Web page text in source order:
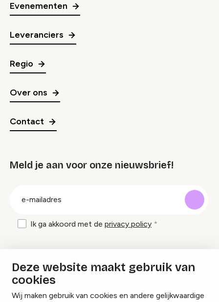
Deze website maakt gebruik van
cookies
Wij maken gebruik van cookies en andere gelijkwaardige
Evenementen
Leveranciers
Regio
Over ons
Contact
Meld je aan voor onze nieuwsbrief!
Ik ga akkoord met de privacy policy
Inspiratie en tips om evenementen te
organiseren?
Lees onze inspiratieblogs